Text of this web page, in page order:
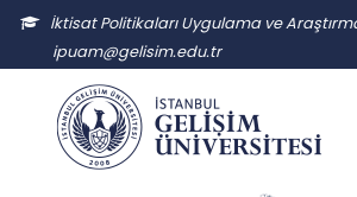
İktisat Politikaları Uygulama ve
ipuam@gelisim.edu.tr